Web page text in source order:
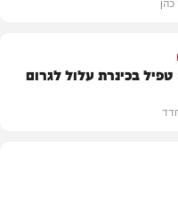
בכינרת עלול לגרום